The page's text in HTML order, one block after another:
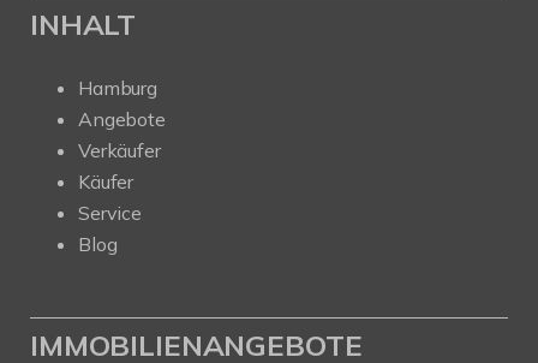
INHALT
Hamburg
Angebote
Verkäufer
Käufer
Service
Blog
IMMOBILIENANGEBOTE